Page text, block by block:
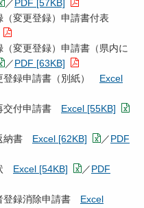
／PDF [57KB]
（変更登録）申請書付表
変更登録）申請書（県内に
／PDF [63KB]
登録申請書（別紙） Excel
交付申請書 Excel [55KB]
納書 Excel [62KB] ／PDF
Excel [54KB] ／PDF
登録消除申請書 Excel